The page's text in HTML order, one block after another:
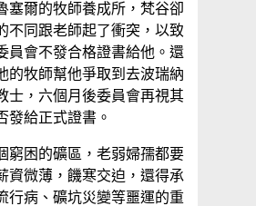
塞爾的牧師養成所，梵谷卻
不同跟老師起了衝突，以致
員會不發合格證書給他。還
的牧師幫他爭取到去波瑞納
士，六個月後委員會再視其
發給正式證書。
窮困的礦區，老弱婦孺都要
資微薄，饑寒交迫，還得承
行病、礦坑災變等噩運的重